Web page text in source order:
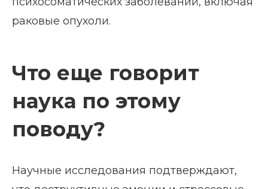
раковые опухоли.
Что еще говорит
наука по этому
поводу?
Научные исследования подтверждают,